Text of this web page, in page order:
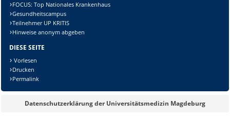
FOCUS: Top Nationales Krankenhaus
Gesundheitscampus
Teilnehmer UP KRITIS
Hinweise anonym abgeben
DIESE SEITE
Vorlesen
Drucken
Permalink
Datenschutzerklärung der Universitätsmedizin Magdeburg